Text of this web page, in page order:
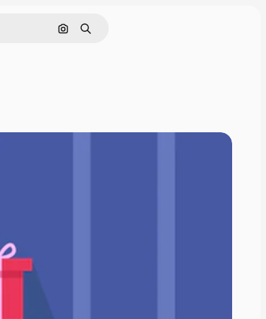
Поиск по изображению
Поиск